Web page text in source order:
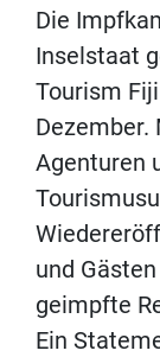
Die
Inselstaat
Tourism
Dezember.
Agenturen
und
geimpfte
Ein